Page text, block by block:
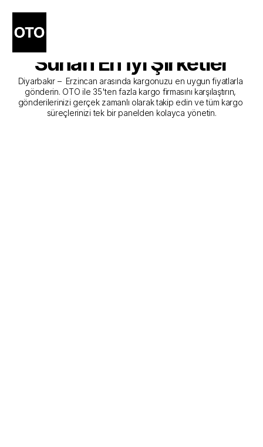
Diyarbakır - Erzincan
Kargo Gönderim Hizmeti
Sunan En İyi Şirketler
Diyarbakır –  Erzincan arasında kargonuzu en uygun fiyatlarla
gönderin. OTO ile 35'ten fazla kargo firmasını karşılaştırın,
gönderilerinizi gerçek zamanlı olarak takip edin ve tüm kargo
süreçlerinizi tek bir panelden kolayca yönetin.